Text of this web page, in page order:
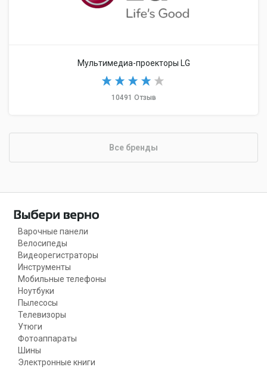
Мультимедиа-проекторы LG
10491 Отзыв
Все бренды
Варочные панели
Велосипеды
Видеорегистраторы
Инструменты
Мобильные телефоны
Ноутбуки
Пылесосы
Телевизоры
Утюги
Фотоаппараты
Шины
Электронные книги